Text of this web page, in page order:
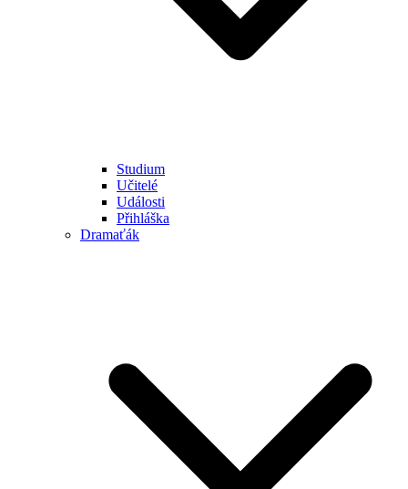
Studium
Učitelé
Události
Přihláška
Dramaťák